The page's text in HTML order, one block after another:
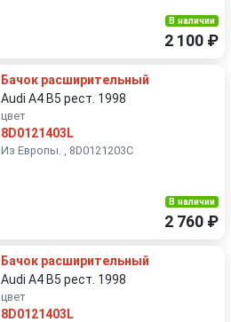
В наличии
2 100 ₽
Бачок расширительный
Audi A4 B5 рест. 1998
цвет
8D0121403L
Из Европы. , 8D0121203C
В наличии
2 760 ₽
Бачок расширительный
Audi A4 B5 рест. 1998
цвет
8D0121403L